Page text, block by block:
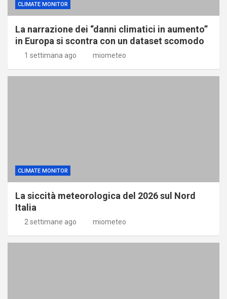
CLIMATE MONITOR
La narrazione dei “danni climatici in aumento”
in Europa si scontra con un dataset scomodo
1 settimana ago miometeo
CLIMATE MONITOR
La siccità meteorologica del 2026 sul Nord
Italia
2 settimane ago miometeo